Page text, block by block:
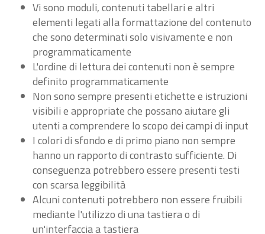
Vi sono moduli, contenuti tabellari e altri
elementi legati alla formattazione del contenuto
che sono determinati solo visivamente e non
programmaticamente
L'ordine di lettura dei contenuti non è sempre
definito programmaticamente
Non sono sempre presenti etichette e istruzioni
visibili e appropriate che possano aiutare gli
utenti a comprendere lo scopo dei campi di input
I colori di sfondo e di primo piano non sempre
hanno un rapporto di contrasto sufficiente. Di
conseguenza potrebbero essere presenti testi
con scarsa leggibilità
Alcuni contenuti potrebbero non essere fruibili
mediante l'utilizzo di una tastiera o di
un'interfaccia a tastiera